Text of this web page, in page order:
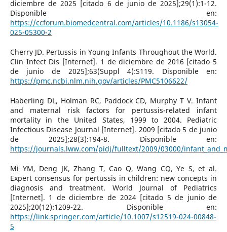
diciembre de 2025 [citado 6 de junio de 2025];29(1):1-12.
Disponible en:
https://ccforum.biomedcentral.com/articles/10.1186/s13054-
025-05300-2
Cherry JD. Pertussis in Young Infants Throughout the World.
Clin Infect Dis [Internet]. 1 de diciembre de 2016 [citado 5
de junio de 2025];63(Suppl 4):S119. Disponible en:
https://pmc.ncbi.nlm.nih.gov/articles/PMC5106622/
Haberling DL, Holman RC, Paddock CD, Murphy T V. Infant
and maternal risk factors for pertussis-related infant
mortality in the United States, 1999 to 2004. Pediatric
Infectious Disease Journal [Internet]. 2009 [citado 5 de junio
de 2025];28(3):194-8. Disponible en:
https://journals.lww.com/pidj/fulltext/2009/03000/
Mi YM, Deng JK, Zhang T, Cao Q, Wang CQ, Ye S, et al.
Expert consensus for pertussis in children: new concepts in
diagnosis and treatment. World Journal of Pediatrics
[Internet]. 1 de diciembre de 2024 [citado 5 de junio de
2025];20(12):1209-22. Disponible en:
https://link.springer.com/article/10.1007/s12519-024-00848-
5